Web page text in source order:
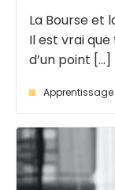
La Bourse et
Il est vrai
d’un point [...]
Apprentissage